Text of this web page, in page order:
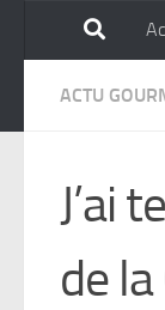
Skip to content
ACTU
J’ai
de